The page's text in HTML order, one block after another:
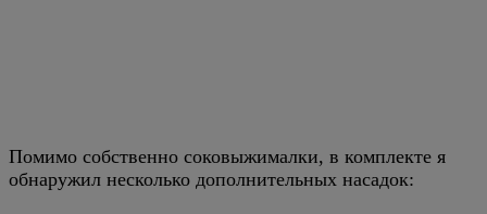
Помимо собственно соковыжималки, в комплекте я
обнаружил несколько дополнительных насадок: